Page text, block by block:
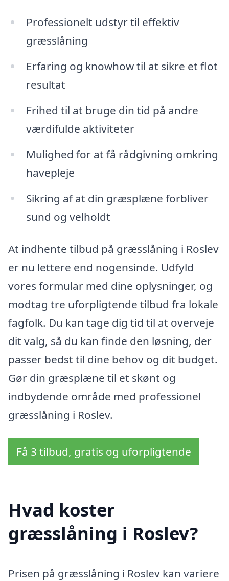
Professionelt udstyr til effektiv
græsslåning
Erfaring og knowhow til at sikre et flot
resultat
Frihed til at bruge din tid på andre
værdifulde aktiviteter
Mulighed for at få rådgivning omkring
havepleje
Sikring af at din græsplæne forbliver
sund og velholdt
At indhente tilbud på græsslåning i Roslev
er nu lettere end nogensinde. Udfyld
vores formular med dine oplysninger, og
modtag tre uforpligtende tilbud fra lokale
fagfolk. Du kan tage dig tid til at overveje
dit valg, så du kan finde den løsning, der
passer bedst til dine behov og dit budget.
Gør din græsplæne til et skønt og
indbydende område med professionel
græsslåning i Roslev.
Få 3 tilbud, gratis og uforpligtende
Hvad koster
græsslåning i Roslev?
Prisen på græsslåning i Roslev kan variere